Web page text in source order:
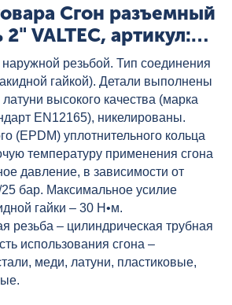
Сгон разъемный
VALTEC, артикул:
резьбой. Тип соединения
гайкой). Детали выполнены
латуни высокого качества (марка
EN12165), никелированы.
(EPDM) уплотнительного кольца
температуру применения сгона
давление, в зависимости от
бар. Максимальное усилие
гайки – 30 H•м.
резьба – цилиндрическая трубная
использования сгона –
меди, латуни, пластиковые,